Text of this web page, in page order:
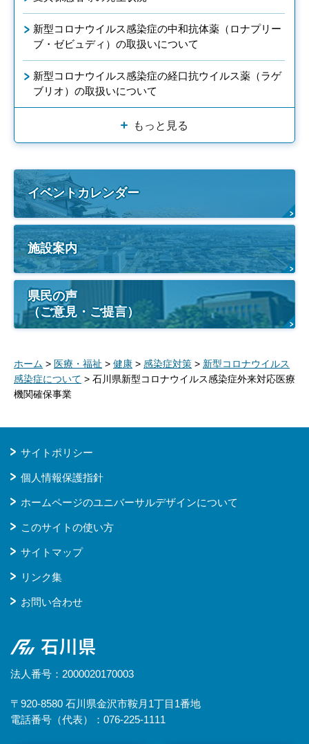
新型コロナウイルス感染症の中和抗体薬（ロナプリー
ブ・ゼビュディ）の取扱いについて
新型コロナウイルス感染症の経口抗ウイルス薬（ラゲ
ブリオ）の取扱いについて
もっと見る
イベントカレンダー
施設案内
県民の声
（ご意見・ご提言）
ホーム > 医療・福祉 > 健康 > 感染症対策 > 新型コロナウイルス
感染症について > 石川県新型コロナウイルス感染症外来対応医療
機関確保事業
サイトポリシー
個人情報保護指針
ホームページのユニバーサルデザインについて
このサイトの使い方
サイトマップ
リンク集
お問い合わせ
石川県
法人番号：2000020170003
〒920-8580 石川県金沢市鞍月1丁目1番地
電話番号（代表）：076-225-1111